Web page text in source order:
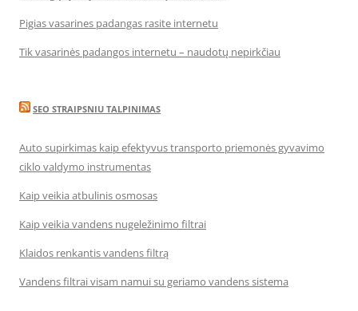
Pigias vasarines padangas rasite internetu
Tik vasarinės padangos internetu – naudotų nepirkčiau
SEO STRAIPSNIU TALPINIMAS
Auto supirkimas kaip efektyvus transporto priemonės gyvavimo
ciklo valdymo instrumentas
Kaip veikia atbulinis osmosas
Kaip veikia vandens nugeležinimo filtrai
Klaidos renkantis vandens filtrą
Vandens filtrai visam namui su geriamo vandens sistema